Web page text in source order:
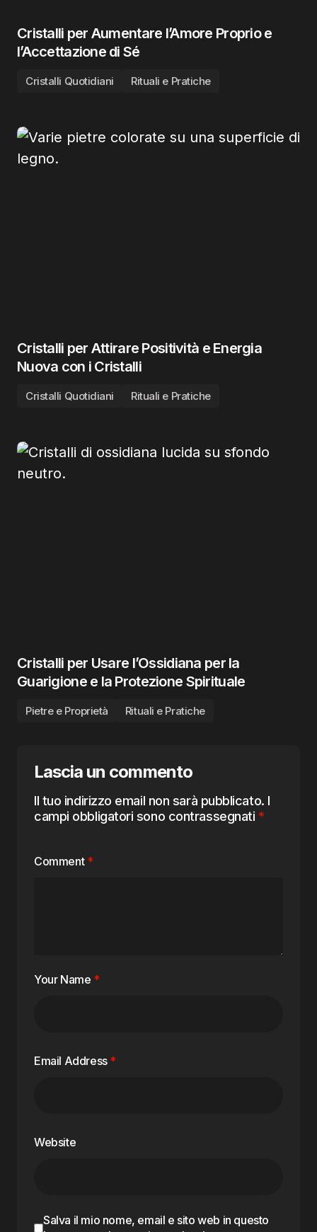
Cristalli per Aumentare l’Amore Proprio e
l’Accettazione di Sé
Cristalli Quotidiani Rituali e Pratiche
Cristalli per Attirare Positività e Energia
Nuova con i Cristalli
Cristalli Quotidiani Rituali e Pratiche
Cristalli per Usare l’Ossidiana per la
Guarigione e la Protezione Spirituale
Pietre e Proprietà Rituali e Pratiche
Lascia un commento
Il tuo indirizzo email non sarà pubblicato. I
campi obbligatori sono contrassegnati *
Comment *
Your Name *
Email Address *
Website
Salva il mio nome, email e sito web in questo